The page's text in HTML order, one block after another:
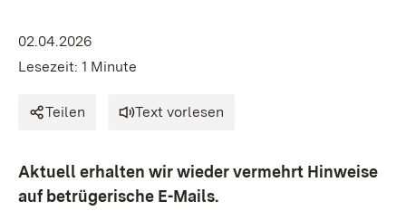
02.04.2026
Lesezeit: 1 Minute
Teilen Text vorlesen
Aktuell erhalten wir wieder vermehrt Hinweise
auf betrügerische E-Mails.